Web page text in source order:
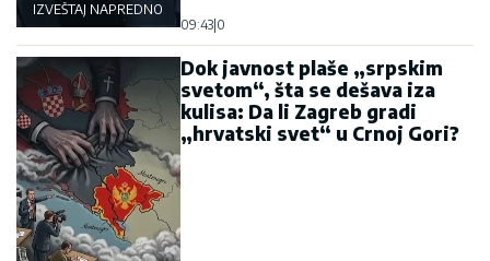
IZVEŠTAJ NAPREDNOG KLUBA
09:43 0
Dok javnost plaše „srpskim
svetom“, šta se dešava iza
kulisa: Da li Zagreb gradi
„hrvatski svet“ u Crnoj Gori?